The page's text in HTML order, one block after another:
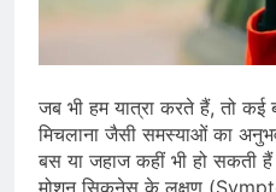
Scheme को
करने के लिए
August 1, 2026
कॉमनवेल्थ गेम्स
में कई पदक
August 1, 2026
MCC जल्द
काउंसलिंग
जब भी हम यात्रा करते हैं, तो कई
मिचलाना जैसी समस्याओं का
बस या जहाज कहीं भी हो सकती
मोशन सिकनेस के लक्षण